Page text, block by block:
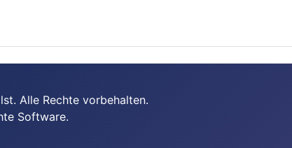
Alle Rechte vorbehalten.
Software.